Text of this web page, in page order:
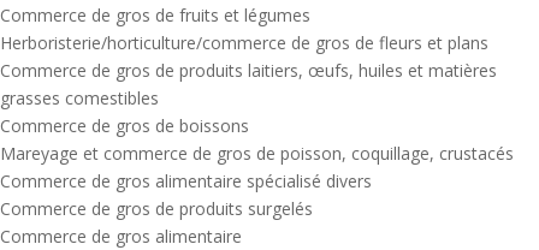
Commerce de gros de fruits et légumes
Herboristerie/horticulture/commerce de gros de fleurs et plans
Commerce de gros de produits laitiers, œufs, huiles et matières
grasses comestibles
Commerce de gros de boissons
Mareyage et commerce de gros de poisson, coquillage, crustacés
Commerce de gros alimentaire spécialisé divers
Commerce de gros de produits surgelés
Commerce de gros alimentaire